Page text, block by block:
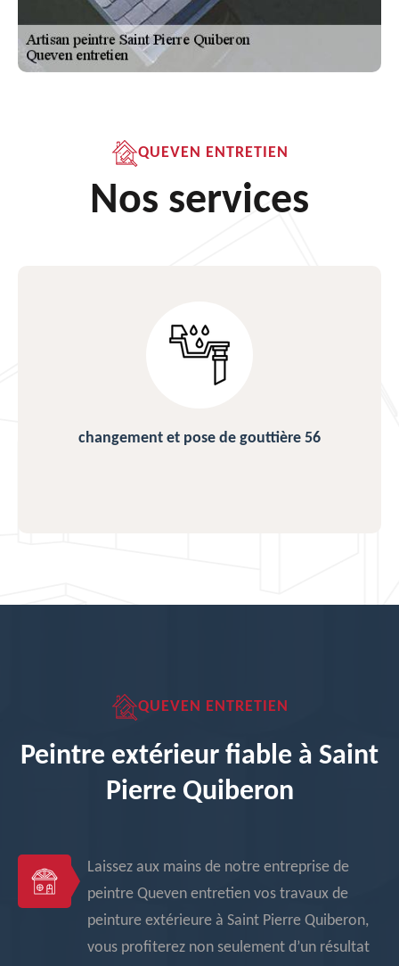
QUEVEN ENTRETIEN
Nos services
changement et pose de gouttière 56
QUEVEN ENTRETIEN
Peintre extérieur fiable à Saint
Pierre Quiberon
Laissez aux mains de notre entreprise de
peintre Queven entretien vos travaux de
peinture extérieure à Saint Pierre Quiberon,
vous profiterez non seulement d’un résultat